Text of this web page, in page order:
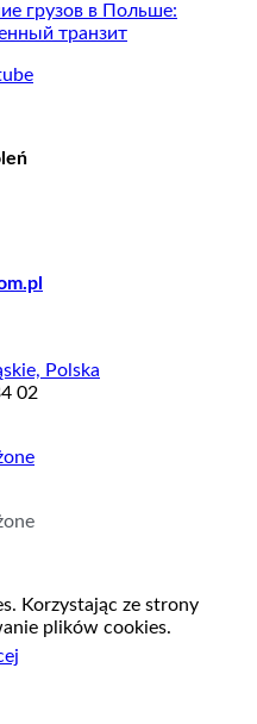
грузов в Польше:
транзит
Polska
02
Korzystając ze strony
plików cookies.